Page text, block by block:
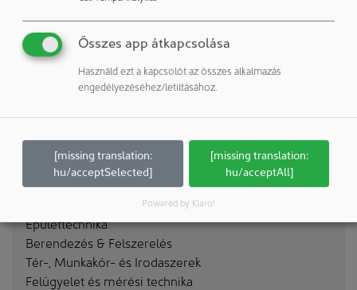
Hírek
Vállalatok & Személyek
Épülettechnika
Berendezés & Felszerelés
Tér-, Munkakör- és Irodaszerek
Felügyelet és mérési technika
Összes app átkapcsolása
Használd ezt a kapcsolót az összes alkalmazás
engedélyezéséhez/letiltásához.
[missing translation:
hu/acceptSelected]
[missing translation:
hu/acceptAll]
Powered by Klaro!